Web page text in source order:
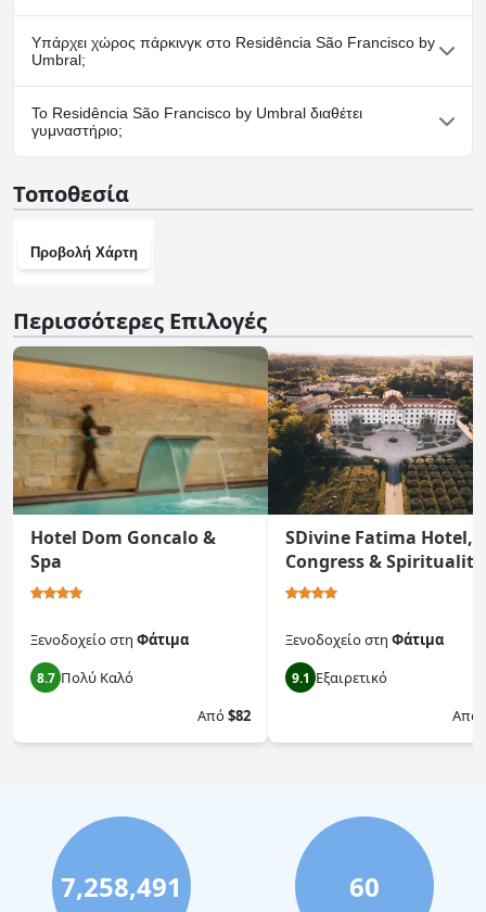
Όχι, το Residência São Francisco by Umbral δεν δέχεται
σκύλους.
Υπάρχει χώρος πάρκινγκ στο Residência São Francisco by
Umbral;
Όχι, δεν υπάρχουν εγκαταστάσεις πάρκινγκ στο Residência São
Francisco by Umbral.
Το Residência São Francisco by Umbral διαθέτει
γυμναστήριο;
γυμναστήριο.
Τοποθεσία
Προβολή Χάρτη
Περισσότερες Επιλογές
Hotel Dom Goncalo &
Spa
Ξενοδοχείοστη Φάτιμα
8.7 Πολύ Καλό
Από$82
SDivine Fatima Hotel,
Congress & Spirituality
Ξενοδοχείοστη Φάτιμα
9.1 Εξαιρετικό
Από
7,258,491 60